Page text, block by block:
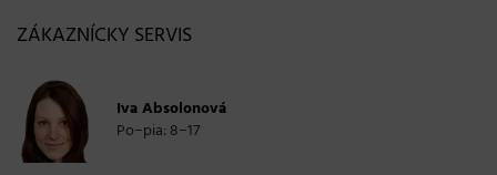
ZÁKAZNÍCKY SERVIS
Iva Absolonová
Po−pia: 8−17